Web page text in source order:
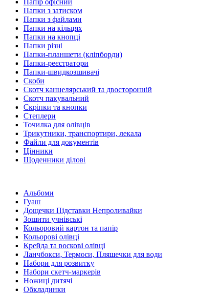
Папір офісний
Папки з затиском
Папки з файлами
Папки на кільцях
Папки на кнопці
Папки різні
Папки-планшети (кліпборди)
Папки-реєстратори
Папки-швидкозшивачі
Скоби
Скотч канцелярський та двосторонній
Скотч пакувальний
Скріпки та кнопки
Степлери
Точилка для олівців
Трикутники, транспортири, лекала
Файли для документів
Цінники
Щоденники ділові
Альбоми
Гуаш
Дощечки Підставки Непроливайки
Зошити учнівські
Кольоровий картон та папір
Кольорові олівці
Крейда та воскові олівці
Ланчбокси, Термоси, Пляшечки для води
Набори для розвитку
Набори скетч-маркерів
Ножиці дитячі
Обкладинки